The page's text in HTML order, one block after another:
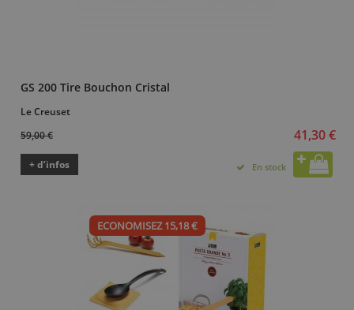
GS 200 Tire Bouchon Cristal
Le Creuset
59,00 €
41,30 €
+ d’infos En stock
ECONOMISEZ 15,18 €